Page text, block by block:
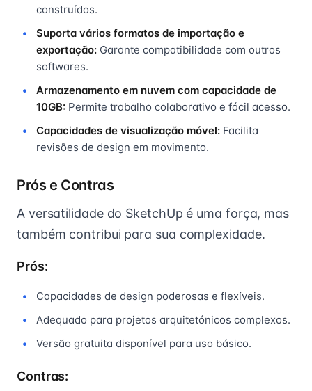
construídos.
Suporta vários formatos de importação e
exportação: Garante compatibilidade com outros
softwares.
Armazenamento em nuvem com capacidade de
10GB: Permite trabalho colaborativo e fácil acesso.
Capacidades de visualização móvel: Facilita
revisões de design em movimento.
Prós e Contras
A versatilidade do SketchUp é uma força, mas
também contribui para sua complexidade.
Prós:
Capacidades de design poderosas e flexíveis.
Adequado para projetos arquitetónicos complexos.
Versão gratuita disponível para uso básico.
Contras: